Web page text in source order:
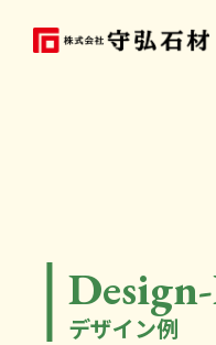
デザイン例